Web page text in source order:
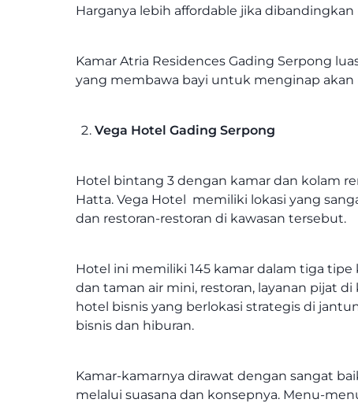
Harganya lebih affordable jika
Kamar Atria Residences Gading Serpong
yang membawa bayi untuk menginap akan
Vega Hotel Gading Serpong
Hotel bintang 3 dengan kamar dan kolam
Hatta. Vega Hotel memiliki lokasi yang
dan restoran-restoran di kawasan tersebut.
Hotel ini memiliki 145 kamar dalam tiga
dan taman air mini, restoran, layanan pijat
hotel bisnis yang berlokasi strategis di
bisnis dan hiburan.
Kamar-kamarnya dirawat dengan sangat
melalui suasana dan konsepnya. Menu-